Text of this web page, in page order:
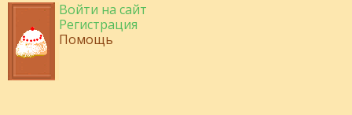
Войти на сайт
Регистрация
Помощь